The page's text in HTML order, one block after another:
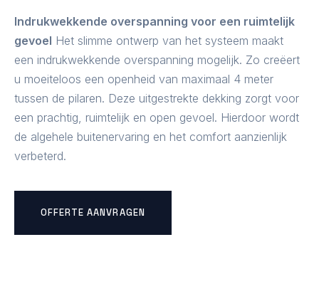
Indrukwekkende overspanning voor een ruimtelijk
gevoel Het slimme ontwerp van het systeem maakt
een indrukwekkende overspanning mogelijk. Zo creëert
u moeiteloos een openheid van maximaal 4 meter
tussen de pilaren. Deze uitgestrekte dekking zorgt voor
een prachtig, ruimtelijk en open gevoel. Hierdoor wordt
de algehele buitenervaring en het comfort aanzienlijk
verbeterd.
OFFERTE AANVRAGEN